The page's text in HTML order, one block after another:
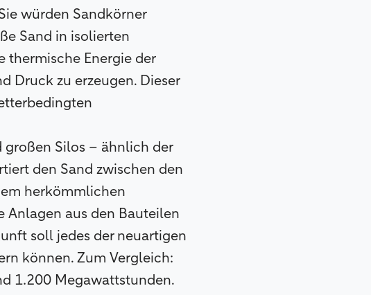
würden Sandkörner
Sand in isolierten
thermische Energie der
Druck zu erzeugen. Dieser
großen Silos – ähnlich der
den Sand zwischen den
herkömmlichen
Anlagen aus den Bauteilen
soll jedes der neuartigen
können. Zum Vergleich:
1.200 Megawattstunden.